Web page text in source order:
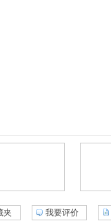
夹 我要评价